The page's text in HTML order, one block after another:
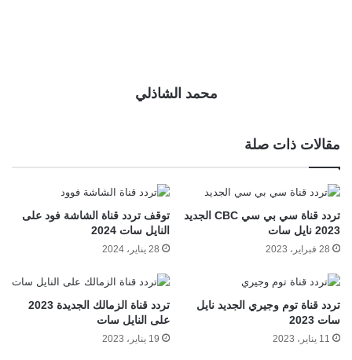
محمد الشاذلي
مقالات ذات صلة
تردد قناة سي بي سي CBC الجديد
2023 نايل سات
28 فبراير، 2023
توقف تردد قناة الشاشة فود على
النايل سات 2024
28 يناير، 2024
تردد قناة توم وجيري الجديد نايل
سات 2023
11 يناير، 2023
تردد قناة الزمالك الجديدة 2023
على النايل سات
19 يناير، 2023